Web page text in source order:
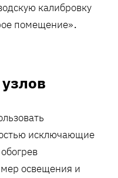
калибровку
помещение»․
исключающие
освещения и